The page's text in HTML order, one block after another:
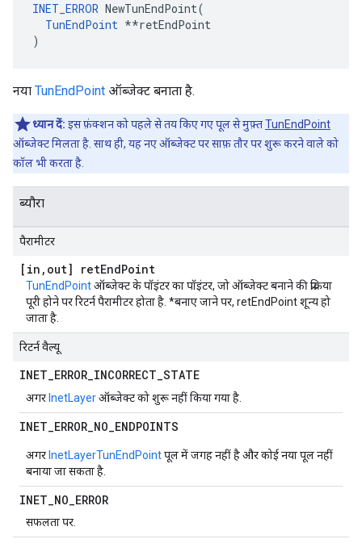
INET_ERROR NewTunEndPoint(
TunEndPoint **retEndPoint
)
नया TunEndPoint ऑब्जेक्ट बनाता है.
ध्यान दें: इस फ़ंक्शन को पहले से तय किए गए पूल से मुफ़्तTunEndPoint
ऑब्जेक्ट मिलता है. साथ ही, यह नए ऑब्जेक्ट पर साफ़ तौर पर शुरू करने वाले को
कॉल भी करता है.
ब्यौरा
पैरामीटर
[in , out] retEndPoint
TunEndPointऑब्जेक्ट के पॉइंटर का पॉइंटर, जो ऑब्जेक्ट बनाने की प्रक्रिया
पूरी होने पर रिटर्न पैरामीटर होता है. *बनाए जाने पर, retEndPoint शून्य हो
जाता है.
रिटर्न वैल्यू
INET_ERROR_INCORRECT_STATE
अगर InetLayerऑब्जेक्ट को शुरू नहीं किया गया है.
INET_ERROR_NO_ENDPOINTS
अगर InetLayerTunEndPointपूल में जगह नहीं है और कोई नया पूल नहीं
बनाया जा सकता है.
INET_NO_ERROR
सफलता पर.